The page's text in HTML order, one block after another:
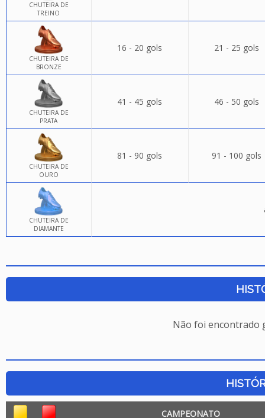
CHUTEIRA DE
TREINO
CHUTEIRA DE
BRONZE
16 - 20 gols 21 - 25 gols
CHUTEIRA DE
PRATA
41 - 45 gols 46 - 50 gols
CHUTEIRA DE
OURO
81 - 90 gols 91 - 100 gols
CHUTEIRA DE
DIAMANTE
Não foi encontrado
CAMPEONATO